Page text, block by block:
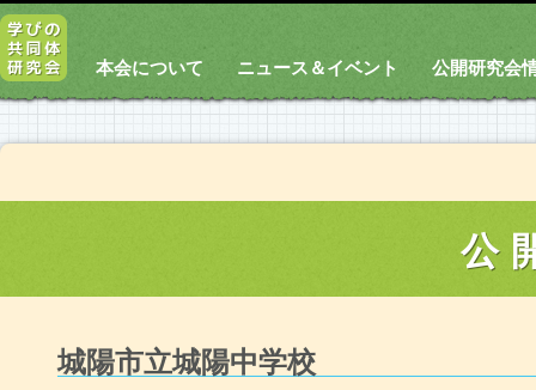
本会について ニュース＆イベント 公開研究会
公
城陽市立城陽中学校